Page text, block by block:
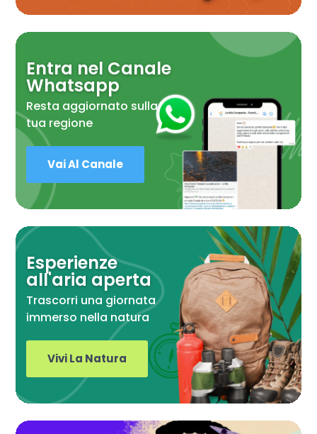
Entra nel Canale
Whatsapp
Resta aggiornato sulla
tua regione
Vai Al Canale
Esperienze
all'aria aperta
Trascorri una giornata
immerso nella natura
Vivi La Natura